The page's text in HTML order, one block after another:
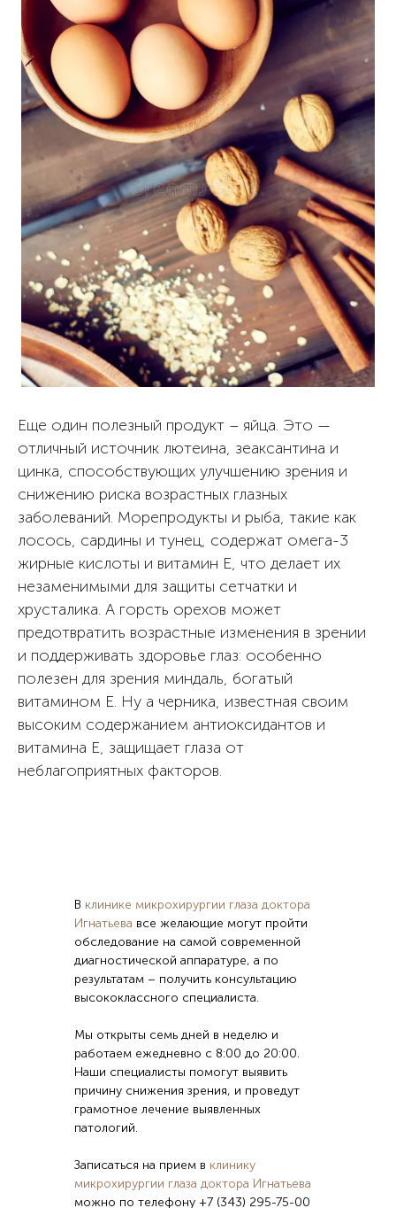
Еще один полезный продукт – яйца. Это —
отличный источник лютеина, зеаксантина и
цинка, способствующих улучшению зрения и
снижению риска возрастных глазных
заболеваний. Морепродукты и рыба, такие как
лосось, сардины и тунец, содержат омега-3
жирные кислоты и витамин Е, что делает их
незаменимыми для защиты сетчатки и
хрусталика. А горсть орехов может
предотвратить возрастные изменения в зрении
и поддерживать здоровье глаз: особенно
полезен для зрения миндаль, богатый
витамином Е. Ну а черника, известная своим
высоким содержанием антиоксидантов и
витамина Е, защищает глаза от
неблагоприятных факторов.
В клинике микрохирургии глаза доктора
Игнатьева все желающие могут пройти
обследование на самой современной
диагностической аппаратуре, а по
результатам – получить консультацию
высококлассного специалиста.
Мы открыты семь дней в неделю и
работаем ежедневно с 8:00 до 20:00.
Наши специалисты помогут выявить
причину снижения зрения, и проведут
грамотное лечение выявленных
патологий.
Записаться на прием в клинику
микрохирургии глаза доктора Игнатьева
можно по телефону +7 (343) 295-75-00